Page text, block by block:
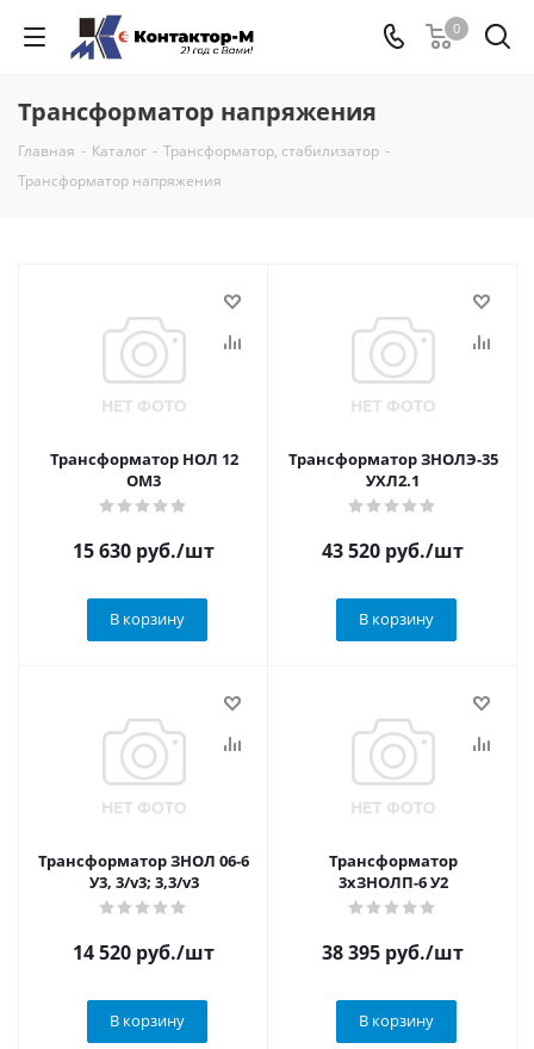
0
Трансформатор напряжения
Главная - Каталог - Трансформатор, стабилизатор -
Трансформатор напряжения
Трансформатор НОЛ 12
ОМ3
15 630 руб./шт
В корзину
Трансформатор ЗНОЛЭ-35
УХЛ2.1
43 520 руб./шт
В корзину
Трансформатор ЗНОЛ 06-6
У3, 3/v3; 3,3/v3
14 520 руб./шт
В корзину
Трансформатор
3хЗНОЛП-6 У2
38 395 руб./шт
В корзину